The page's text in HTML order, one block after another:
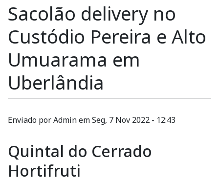
Sacolão delivery no
Custódio Pereira e Alto
Umuarama em
Uberlândia
Enviado porAdminemSeg, 7 Nov 2022 - 12:43
Quintal do Cerrado
Hortifruti